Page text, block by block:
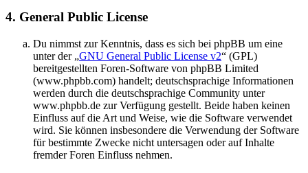
4. General Public License
Du nimmst zur Kenntnis, dass es sich bei phpBB um eine
unter der „GNU General Public License v2“ (GPL)
bereitgestellten Foren-Software von phpBB Limited
(www.phpbb.com) handelt; deutschsprachige Informationen
werden durch die deutschsprachige Community unter
www.phpbb.de zur Verfügung gestellt. Beide haben keinen
Einfluss auf die Art und Weise, wie die Software verwendet
wird. Sie können insbesondere die Verwendung der Software
für bestimmte Zwecke nicht untersagen oder auf Inhalte
fremder Foren Einfluss nehmen.